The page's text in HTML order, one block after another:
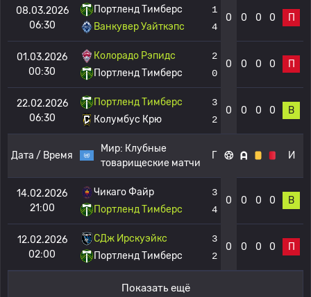
08.03.2026
06:30
Портленд Тимберс
Ванкувер Уайткэпс
1
4
0 0 0 0 П
01.03.2026
00:30
Колорадо Рэпидс
Портленд Тимберс
2
0
0 0 0 0 П
22.02.2026
06:30
Портленд Тимберс
Колумбус Крю
3
2
0 0 0 0 В
Дата / Время
Мир: Клубные
товарищеские матчи
Г И
14.02.2026
21:00
Чикаго Файр
Портленд Тимберс
3
4
0 0 0 0 В
12.02.2026
02:00
СДж Ирскуэйкс
Портленд Тимберс
3
2
0 0 0 0 П
Показать ещё